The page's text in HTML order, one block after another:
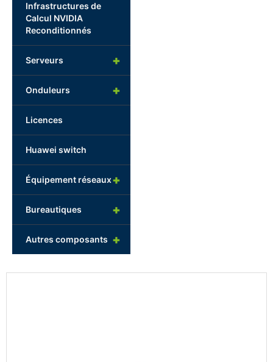
Infrastructures de
Calcul NVIDIA
Reconditionnés
+
Serveurs
+
Onduleurs
Licences
Huawei switch
+
Équipement réseaux
+
Bureautiques
+
Autres composants